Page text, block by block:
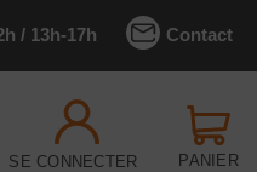
/ 13h-17h Contact
SE CONNECTER PANIER